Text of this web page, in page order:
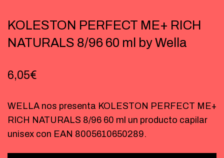
KOLESTON PERFECT ME+ RICH
NATURALS 8/96 60 ml by Wella
6,05€
WELLA nos presenta KOLESTON PERFECT ME+
RICH NATURALS 8/96 60 ml un producto capilar
unisex con EAN 8005610650289.